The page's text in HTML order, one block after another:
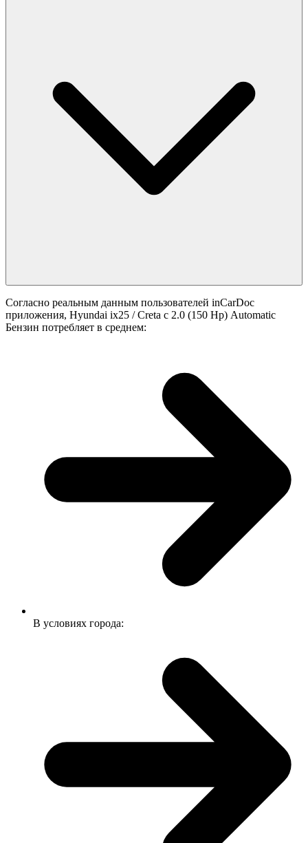
Согласно реальным данным пользователей inCarDoc
приложения, Hyundai ix25 / Creta с 2.0 (150 Hp) Automatic
Бензин потребляет в среднем:
В условиях города: